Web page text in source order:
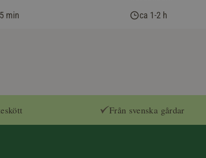
min
ca 1-2 h
Från svenska gårdar